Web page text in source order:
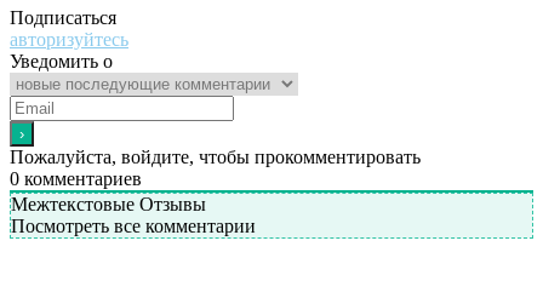
Подписаться
авторизуйтесь
Уведомить о
Пожалуйста, войдите, чтобы прокомментировать
0 комментариев
Межтекстовые Отзывы
Посмотреть все комментарии